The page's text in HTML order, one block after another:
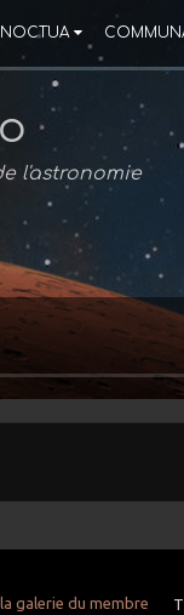
NOCTUA
l'astronomie
galerie du membre